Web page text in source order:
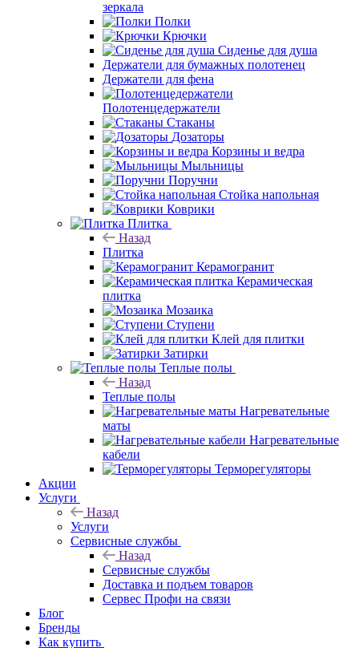
Держатели для туалетной бумаги
Ёршики
Косметические
зеркала
Полки
Крючки
Сиденье для душа
Держатели для бумажных полотенец
Держатели для фена
Полотенцедержатели
Стаканы
Дозаторы
Корзины и ведра
Коврики
Плитка
Назад
Плитка
Керамогранит
Керамическая
плитка
Мозаика
Затирки
Назад
Теплые полы
Нагревательные
кабели
Акции
Назад
Услуги
Сервисные службы